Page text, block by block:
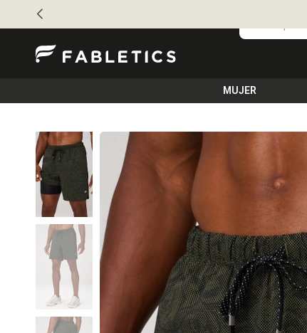
MUJER